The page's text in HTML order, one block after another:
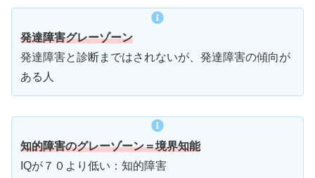
発達障害グレーゾーン
発達障害と診断まではされないが、発達障害の傾向が
ある人
知的障害のグレーゾーン＝境界知能
IQが７０より低い：知的障害